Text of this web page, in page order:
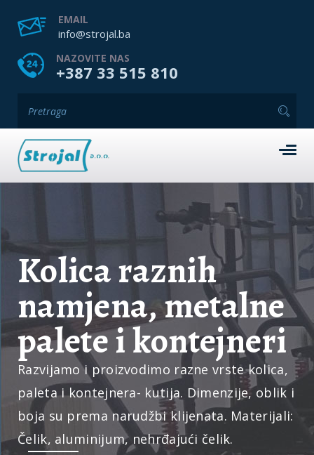
EMAIL
info@strojal.ba
NAZOVITE NAS
+387 33 515 810
Kolica raznih
namjena, metalne
palete i kontejneri
Razvijamo i proizvodimo razne vrste kolica,
paleta i kontejnera- kutija. Dimenzije, oblik i
boja su prema narudžbi klijenata. Materijali:
Čelik, aluminijum, nehrđajući čelik.